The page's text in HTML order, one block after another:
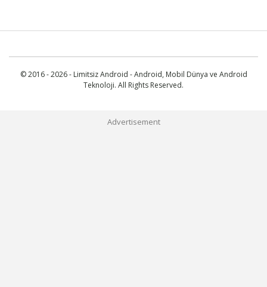
© 2016 - 2026 - Limitsiz Android - Android, Mobil Dünya ve Android
Teknoloji. All Rights Reserved.
Advertisement